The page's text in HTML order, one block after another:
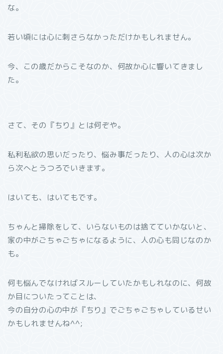
な。
若い頃には心に刺さらなかっただけかもしれません。
今、この歳だからこそなのか、何故か心に響いてきまし
た。
さて、その『ちり』とは何ぞや。
私利私欲の思いだったり、悩み事だったり、人の心は次か
ら次へとうつろでいきます。
はいても、はいてもです。
ちゃんと掃除をして、いらないものは捨てていかないと、
家の中がごちゃごちゃになるように、人の心も同じなのか
も。
何も悩んでなければスルーしていたかもしれなのに、何故
か目についたってことは、
今の自分の心の中が『ちり』でごちゃごちゃしているせい
かもしれませんね^^;